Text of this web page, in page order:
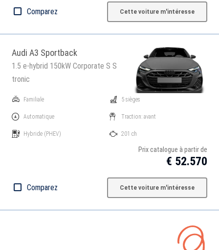
Comparez Cette voiture m'intéresse
Audi A3 Sportback
1.5 e-hybrid 150kW Corporate S S
tronic
Familiale
Automatique
Hybride (PHEV)
5 sièges
Traction: avant
201 ch
Prix catalogue à partir de
€ 52.570
Comparez Cette voiture m'intéresse